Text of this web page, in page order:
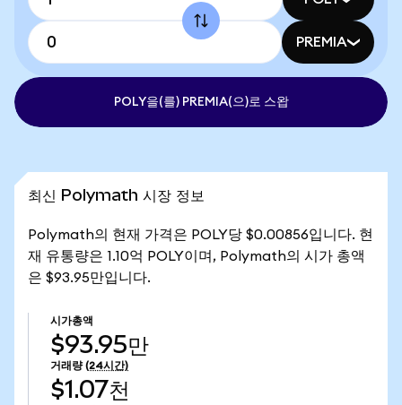
PREMIA
POLY을(를) PREMIA(으)로 스왑
최신 Polymath 시장 정보
Polymath의 현재 가격은 POLY당 $0.00856입니다. 현
재 유통량은 1.10억 POLY이며, Polymath의 시가 총액
은 $93.95만입니다.
시가총액
$93.95만
거래량 (24시간)
$1.07천